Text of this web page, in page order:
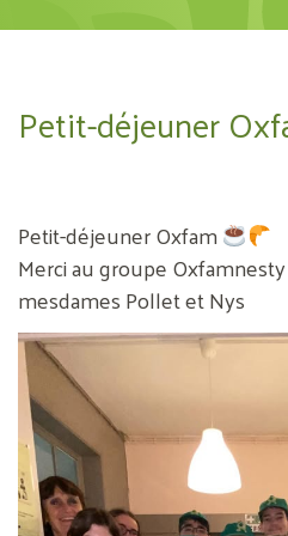
Petit-déjeuner
Petit-déjeuner Oxfam
Merci au groupe Oxfamnesty
mesdames Pollet et Nys